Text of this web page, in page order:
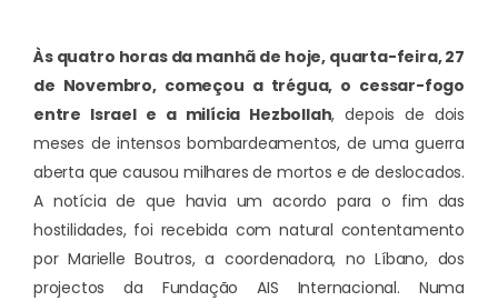
Às quatro horas da manhã de hoje, quarta-feira, 27
de Novembro, começou a trégua, o cessar-fogo
entre Israel e a milícia Hezbollah, depois de dois
meses de intensos bombardeamentos, de uma guerra
aberta que causou milhares de mortos e de deslocados.
A notícia de que havia um acordo para o fim das
hostilidades, foi recebida com natural contentamento
por Marielle Boutros, a coordenadora, no Líbano, dos
projectos da Fundação AIS Internacional. Numa